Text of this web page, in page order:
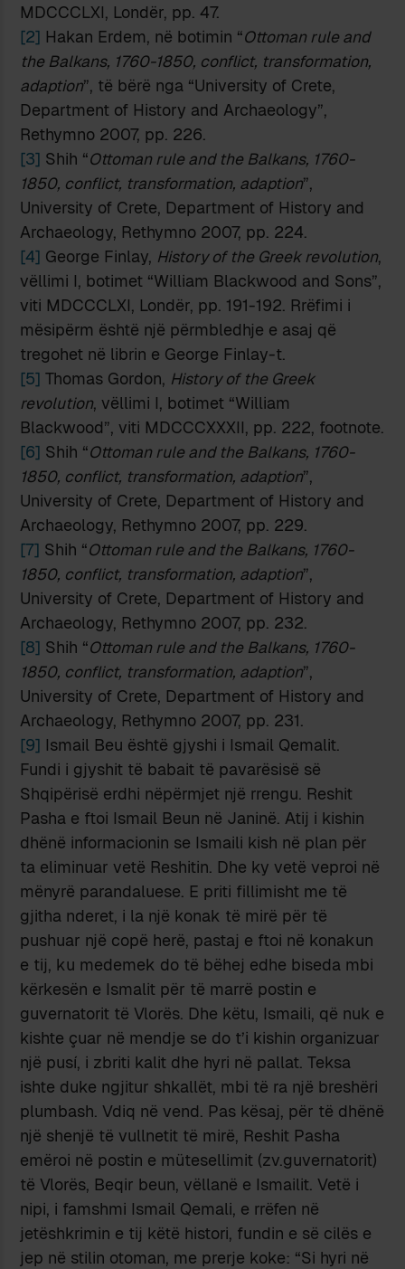
MDCCCLXI, Londër, pp. 47.
[2] Hakan Erdem, në botimin “Ottoman rule and
the Balkans, 1760-1850, conflict, transformation,
adaption”, të bërë nga “University of Crete,
Department of History and Archaeology”,
Rethymno 2007, pp. 226.
[3] Shih “Ottoman rule and the Balkans, 1760-
1850, conflict, transformation, adaption”,
University of Crete, Department of History and
Archaeology, Rethymno 2007, pp. 224.
[4] George Finlay, History of the Greek revolution,
vëllimi I, botimet “William Blackwood and Sons”,
viti MDCCCLXI, Londër, pp. 191-192. Rrëfimi i
mësipërm është një përmbledhje e asaj që
tregohet në librin e George Finlay-t.
[5] Thomas Gordon, History of the Greek
revolution, vëllimi I, botimet “William
Blackwood”, viti MDCCCXXXII, pp. 222, footnote.
[6] Shih “Ottoman rule and the Balkans, 1760-
1850, conflict, transformation, adaption”,
University of Crete, Department of History and
Archaeology, Rethymno 2007, pp. 229.
[7] Shih “Ottoman rule and the Balkans, 1760-
1850, conflict, transformation, adaption”,
University of Crete, Department of History and
Archaeology, Rethymno 2007, pp. 232.
[8] Shih “Ottoman rule and the Balkans, 1760-
1850, conflict, transformation, adaption”,
University of Crete, Department of History and
Archaeology, Rethymno 2007, pp. 231.
[9] Ismail Beu është gjyshi i Ismail Qemalit.
Fundi i gjyshit të babait të pavarësisë së
Shqipërisë erdhi nëpërmjet një rrengu. Reshit
Pasha e ftoi Ismail Beun në Janinë. Atij i kishin
dhënë informacionin se Ismaili kish në plan për
ta eliminuar vetë Reshitin. Dhe ky vetë veproi në
mënyrë parandaluese. E priti fillimisht me të
gjitha nderet, i la një konak të mirë për të
pushuar një copë herë, pastaj e ftoi në konakun
e tij, ku medemek do të bëhej edhe biseda mbi
kërkesën e Ismalit për të marrë postin e
guvernatorit të Vlorës. Dhe këtu, Ismaili, që nuk e
kishte çuar në mendje se do t’i kishin organizuar
një pusí, i zbriti kalit dhe hyri në pallat. Teksa
ishte duke ngjitur shkallët, mbi të ra një breshëri
plumbash. Vdiq në vend. Pas kësaj, për të dhënë
një shenjë të vullnetit të mirë, Reshit Pasha
emëroi në postin e mütesellimit (zv.guvernatorit)
të Vlorës, Beqir beun, vëllanë e Ismailit. Vetë i
nipi, i famshmi Ismail Qemali, e rrëfen në
jetëshkrimin e tij këtë histori, fundin e së cilës e
jep në stilin otoman, me prerje koke: “Si hyri në